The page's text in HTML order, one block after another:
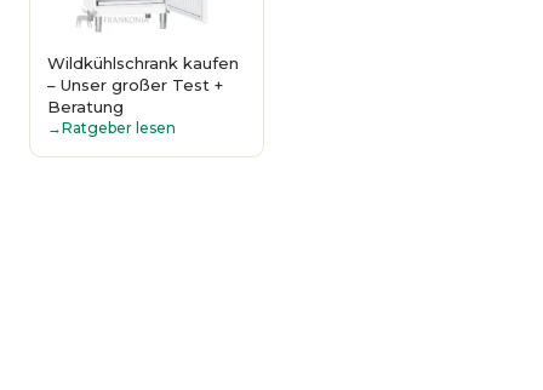
Wildkühlschrank kaufen
– Unser großer Test +
Beratung
Ratgeber lesen